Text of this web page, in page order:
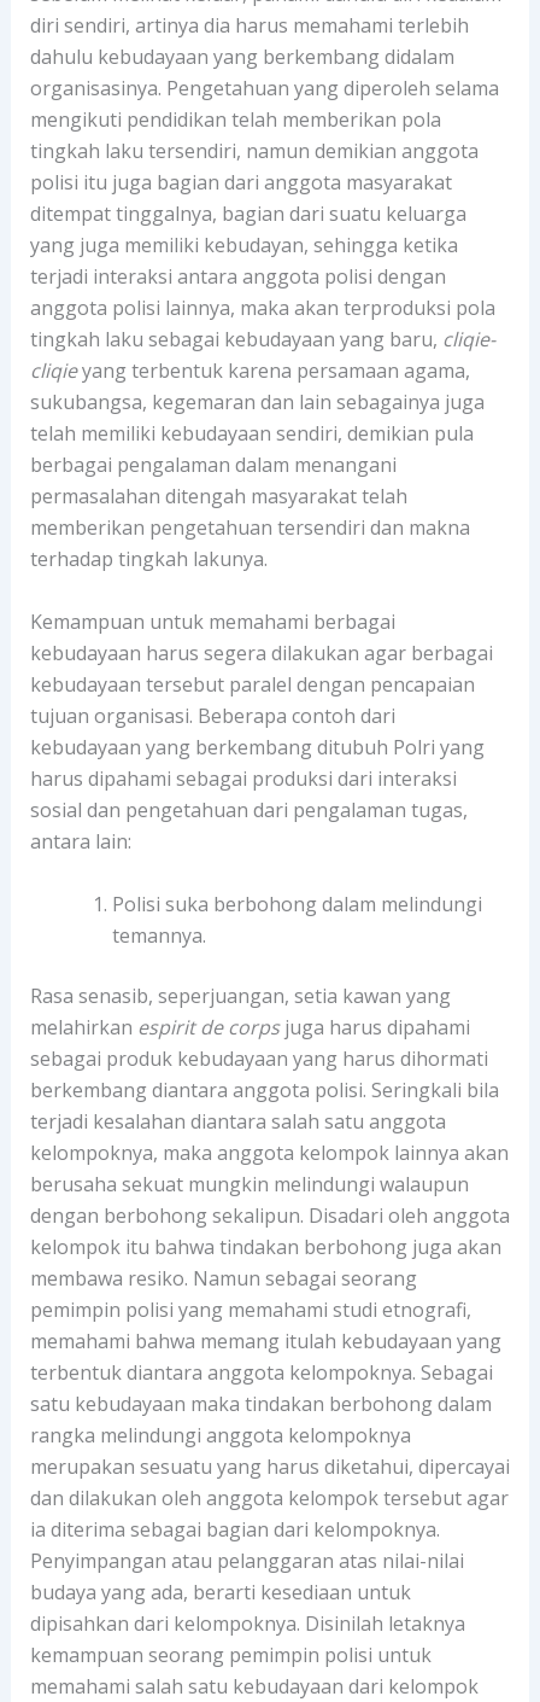
diri sendiri, artinya dia harus memahami terlebih
dahulu kebudayaan yang berkembang didalam
organisasinya. Pengetahuan yang diperoleh selama
mengikuti pendidikan telah memberikan pola
tingkah laku tersendiri, namun demikian anggota
polisi itu juga bagian dari anggota masyarakat
ditempat tinggalnya, bagian dari suatu keluarga
yang juga memiliki kebudayan, sehingga ketika
terjadi interaksi antara anggota polisi dengan
anggota polisi lainnya, maka akan terproduksi pola
tingkah laku sebagai kebudayaan yang baru, cliqie-
cliqieyang terbentuk karena persamaan agama,
sukubangsa, kegemaran dan lain sebagainya juga
telah memiliki kebudayaan sendiri, demikian pula
berbagai pengalaman dalam menangani
permasalahan ditengah masyarakat telah
memberikan pengetahuan tersendiri dan makna
terhadap tingkah lakunya.
Kemampuan untuk memahami berbagai
kebudayaan harus segera dilakukan agar berbagai
kebudayaan tersebut paralel dengan pencapaian
tujuan organisasi. Beberapa contoh dari
kebudayaan yang berkembang ditubuh Polri yang
harus dipahami sebagai produksi dari interaksi
sosial dan pengetahuan dari pengalaman tugas,
antara lain:
Polisi suka berbohong dalam melindungi
temannya.
Rasa senasib, seperjuangan, setia kawan yang
melahirkan espirit de corpsjuga harus dipahami
sebagai produk kebudayaan yang harus dihormati
berkembang diantara anggota polisi. Seringkali bila
terjadi kesalahan diantara salah satu anggota
kelompoknya, maka anggota kelompok lainnya akan
berusaha sekuat mungkin melindungi walaupun
dengan berbohong sekalipun. Disadari oleh anggota
kelompok itu bahwa tindakan berbohong juga akan
membawa resiko. Namun sebagai seorang
pemimpin polisi yang memahami studi etnografi,
memahami bahwa memang itulah kebudayaan yang
terbentuk diantara anggota kelompoknya. Sebagai
satu kebudayaan maka tindakan berbohong dalam
rangka melindungi anggota kelompoknya
merupakan sesuatu yang harus diketahui, dipercayai
dan dilakukan oleh anggota kelompok tersebut agar
ia diterima sebagai bagian dari kelompoknya.
Penyimpangan atau pelanggaran atas nilai-nilai
budaya yang ada, berarti kesediaan untuk
dipisahkan dari kelompoknya. Disinilah letaknya
kemampuan seorang pemimpin polisi untuk
memahami salah satu kebudayaan dari kelompok